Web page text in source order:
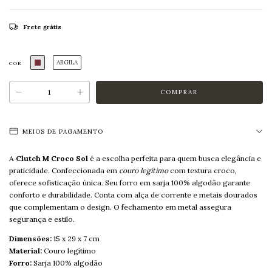
Frete grátis
COR ARGILA
MEIOS DE PAGAMENTO
A Clutch M Croco Sol é a escolha perfeita para quem busca elegância e
praticidade. Confeccionada em couro legítimocom textura croco,
oferece sofisticação única. Seu forro em sarja 100% algodão garante
conforto e durabilidade. Conta com alça de corrente e metais dourados
que complementam o design. O fechamento em metal assegura
segurança e estilo.
Dimensões: 15 x 29 x 7 cm
Material: Couro legítimo
Forro: Sarja 100% algodão